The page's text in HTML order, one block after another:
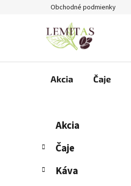
Obchodné podmienky
Akcia Čaje
č
ý
Preskočiť
kategórie
e
ó
Akcia
Čaje
Káva